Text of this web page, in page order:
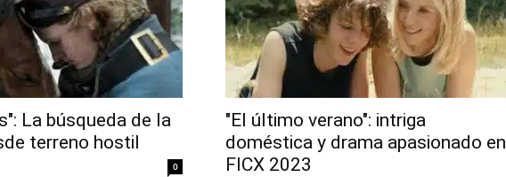
La búsqueda de la
terreno hostil
0
"El último verano": intriga
doméstica y drama apasionado en
FICX 2023